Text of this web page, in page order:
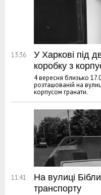
13:36
У Харкові під
коробку з
4 вересня близько
розташованій на
корпусом гранати.
11:41
На вулиці
транспорту